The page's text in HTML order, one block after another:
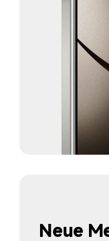
Neue